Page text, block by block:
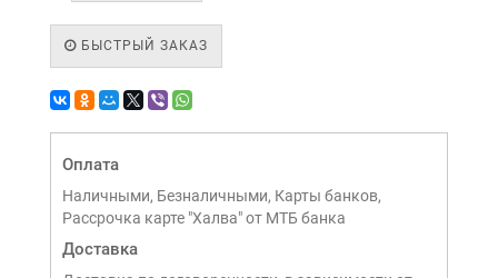
БЫСТРЫЙ ЗАКАЗ
Оплата
Наличными, Безналичными, Карты банков,
Рассрочка карте "Халва" от МТБ банка
Доставка